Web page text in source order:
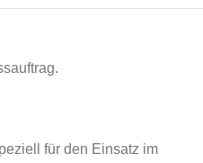
für den Einsatz im